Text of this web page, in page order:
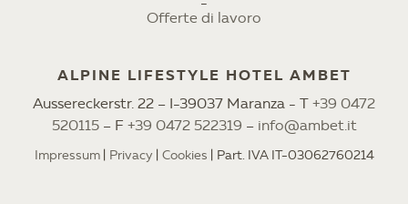
Offerte di lavoro
ALPINE LIFESTYLE HOTEL AMBET
Aussereckerstr. 22 – I-39037 Maranza - T +39 0472
520115– F +39 0472 522319 – info@ambet.it
Impressum Privacy Cookies Part. IVA IT-03062760214